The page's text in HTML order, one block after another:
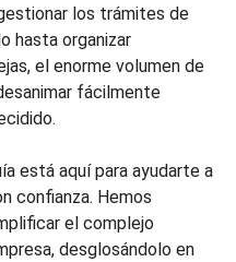
los trámites de
hasta organizar
el enorme volumen de
fácilmente
está aquí para ayudarte a
confianza. Hemos
el complejo
desglosándolo en